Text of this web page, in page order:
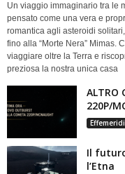
Un viaggio immaginario tra le
pensato come una vera e
romantica agli asteroidi
fino alla “Morte Nera” Mimas.
viaggiare oltre la Terra e
preziosa la nostra unica casa
ALTRO
220P/
Il
l’Etna